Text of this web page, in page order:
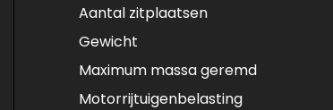
Aantal zitplaatsen
Gewicht
Maximum massa geremd
Motorrijtuigenbelasting